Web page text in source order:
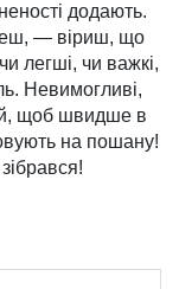
додають.
— ві­риш, що
легші, чи важкі,
Невимогливі,
щоб швид­ше в
на пошану!